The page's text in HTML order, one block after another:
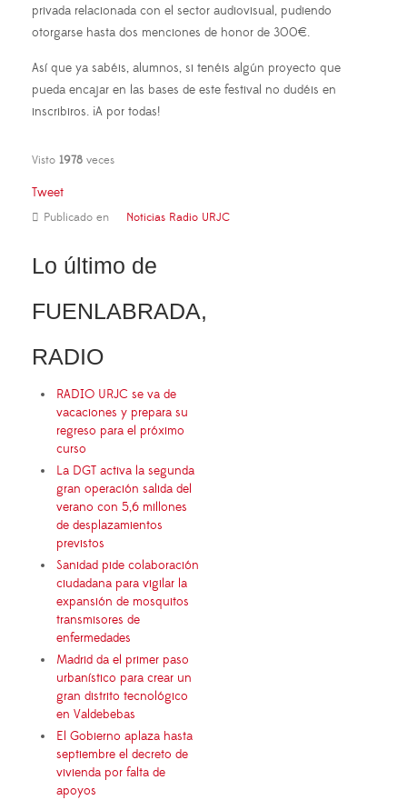
privada relacionada con el sector audiovisual, pudiendo
otorgarse hasta dos menciones de honor de 300€.
Así que ya sabéis, alumnos, si tenéis algún proyecto que
pueda encajar en las bases de este festival no dudéis en
inscribiros. ¡A por todas!
Visto 1978 veces
Tweet
Publicado en Noticias Radio URJC
Lo último de
FUENLABRADA,
RADIO
RADIO URJC se va de
vacaciones y prepara su
regreso para el próximo
curso
La DGT activa la segunda
gran operación salida del
verano con 5,6 millones
de desplazamientos
previstos
Sanidad pide colaboración
ciudadana para vigilar la
expansión de mosquitos
transmisores de
enfermedades
Madrid da el primer paso
urbanístico para crear un
gran distrito tecnológico
en Valdebebas
El Gobierno aplaza hasta
septiembre el decreto de
vivienda por falta de
apoyos